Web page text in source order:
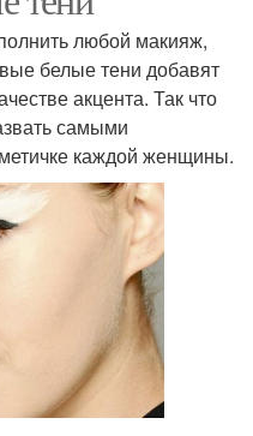
любой макияж,
белые тени добавят
акцента. Так что
самыми
каждой женщины.